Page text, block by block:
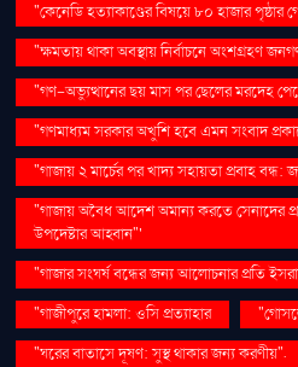
"কেনেডি হত্যাকাণ্ডের বিষয়ে ৮০ হাজার পৃষ্ঠার
"ক্ষমতায় থাকা অবস্থায় নির্বাচনে অংশগ্রহণ
"গণ–অভ্যুত্থানের ছয় মাস পর ছেলের মরদেহ
"গণমাধ্যম সরকার অখুশি হবে এমন সংবাদ
"গাজায় ২ মার্চের পর খাদ্য সহায়তা প্রবাহ বন্ধ:
"গাজায় অবৈধ আদেশ অমান্য করতে সেনাদের
উপদেষ্টার আহ্বান"'
"গাজার সংঘর্ষ বন্ধের জন্য আলোচনার প্রতি
"গাজীপুরে হামলা: ওসি প্রত্যাহার
"ঘরের বাতাসে দূষণ: সুস্থ থাকার জন্য করণীয়".